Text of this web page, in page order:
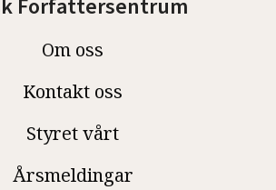
Forfattersentrum
Om oss
Kontakt oss
Styret vårt
Årsmeldingar